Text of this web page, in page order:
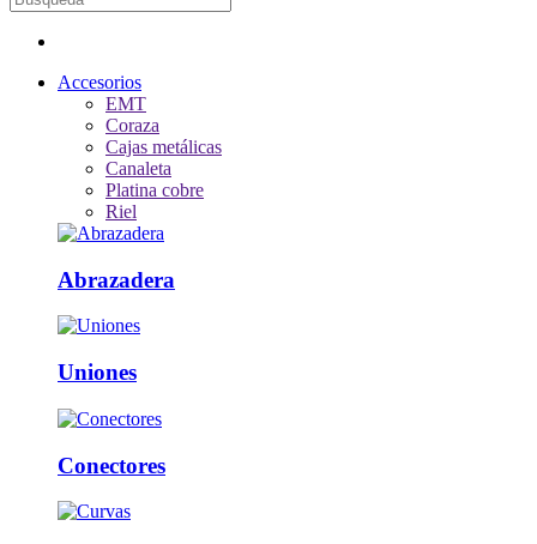
Accesorios
EMT
Coraza
Cajas metálicas
Canaleta
Platina cobre
Riel
Abrazadera
Uniones
Conectores